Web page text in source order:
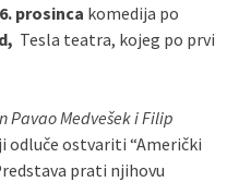
prosinca komedija po
Tesla teatra, kojeg po prvi
Pavao Medvešek i Filip
odluče ostvariti “Američki
prati njihovu